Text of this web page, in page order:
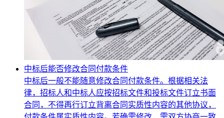
中标后能否修改合同付款条件
中标后一般不能随意修改合同付款条件。根据相关法
律，招标人和中标人应按招标文件和投标文件订立书面
合同，不得再行订立背离合同实质性内容的其他协议，